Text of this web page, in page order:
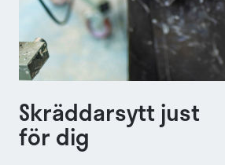
Skräddarsytt just
för dig